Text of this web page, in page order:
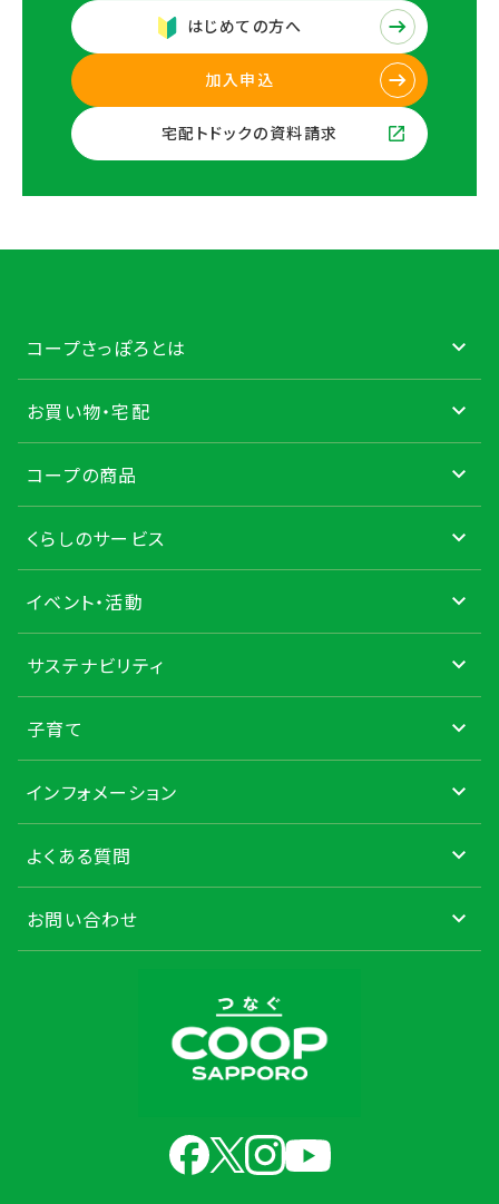
はじめての方へ
加入申込
宅配トドックの資料請求
コープさっぽろとは
お買い物・宅配
コープの商品
くらしのサービス
イベント・活動
サステナビリティ
子育て
インフォメーション
よくある質問
お問い合わせ